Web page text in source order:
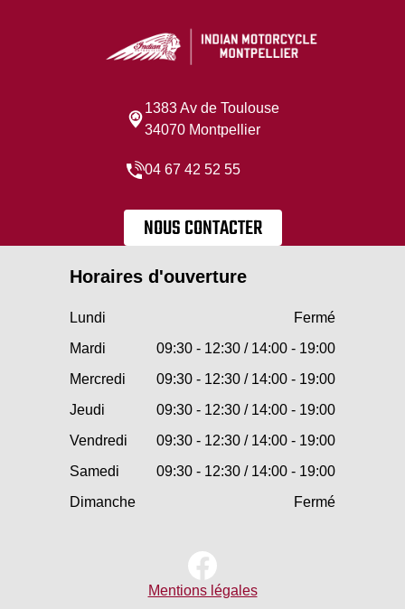
1383 Av de Toulouse
34070 Montpellier
04 67 42 52 55
NOUS CONTACTER
Horaires d'ouverture
Lundi
Fermé
Mardi
09:30 - 12:30 / 14:00 - 19:00
Mercredi
09:30 - 12:30 / 14:00 - 19:00
Jeudi
09:30 - 12:30 / 14:00 - 19:00
Vendredi
09:30 - 12:30 / 14:00 - 19:00
Samedi
09:30 - 12:30 / 14:00 - 19:00
Dimanche
Fermé
Mentions légales